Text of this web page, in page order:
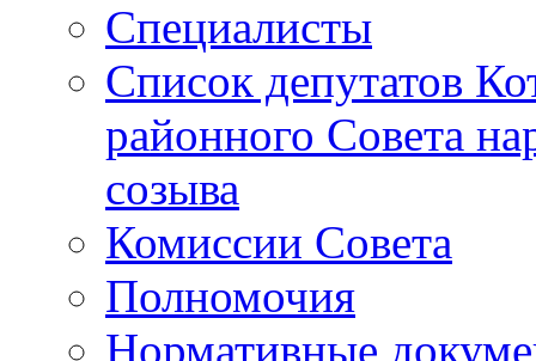
Специалисты
Список депутатов
районного Совета
созыва
Комиссии Совета
Полномочия
Нормативные